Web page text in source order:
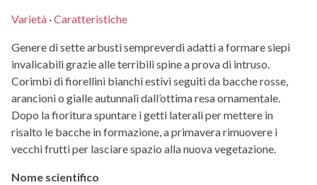
Varietà ·Caratteristiche
Genere di sette arbusti sempreverdi adatti a formare siepi
invalicabili grazie alle terribili spine a prova di intruso.
Corimbi di fiorellini bianchi estivi seguiti da bacche rosse,
arancioni o gialle autunnali dall’ottima resa ornamentale.
Dopo la fioritura spuntare i getti laterali per mettere in
risalto le bacche in formazione, a primavera rimuovere i
vecchi frutti per lasciare spazio alla nuova vegetazione.
Nome scientifico